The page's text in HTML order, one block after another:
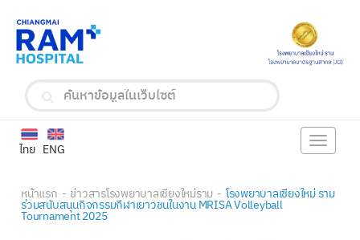
ENG
ไทย Toggle
หน้าแรก ข่าวสารโรงพยาบาลเชียงใหม่ราม โรงพยาบาลเชียงใหม่ ราม
ร่วมสนับสนุนกิจกรรมกีฬาเยาวชนในงาน MRISA Volleyball
Tournament 2025